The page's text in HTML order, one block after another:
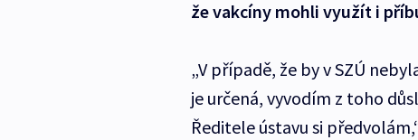
že vakcíny mohli využít i
„V případě, že by v SZÚ
je určená, vyvodím z toho
Ředitele ústavu si